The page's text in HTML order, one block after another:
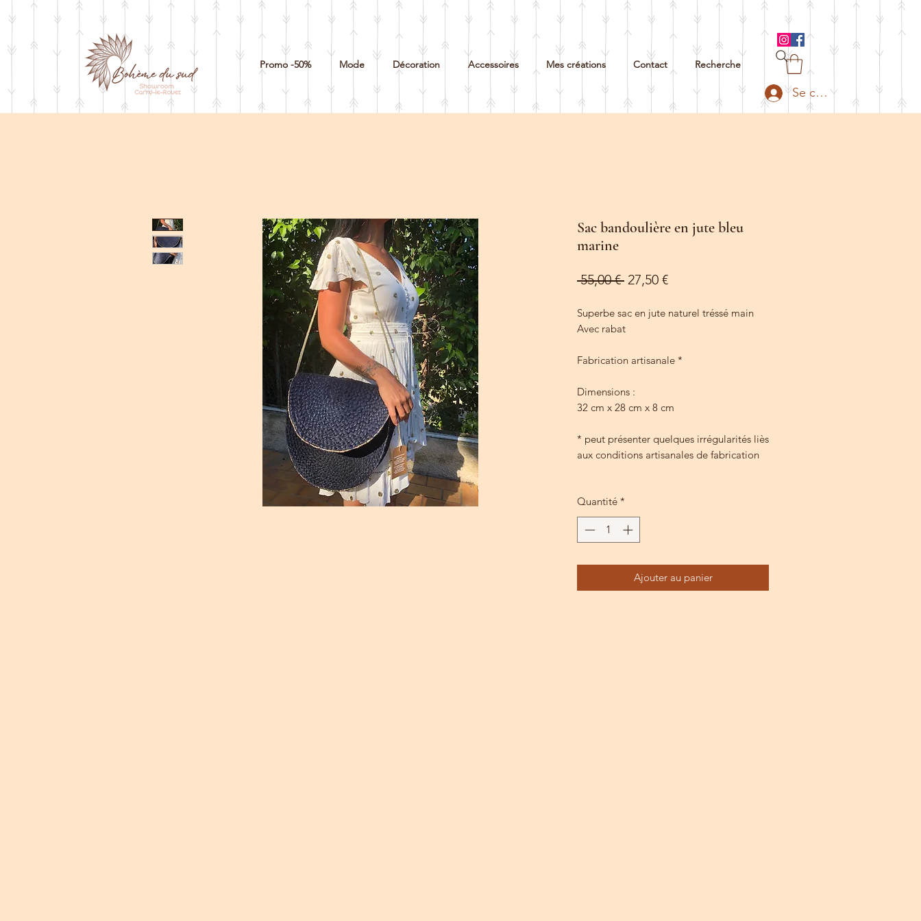
Promo -50% Mode Décoration Accessoires Mes créations Contact Recherche
Se connecter
Sac bandoulière en jute bleu
marine
55,00 € Prix
27,50 €Prix
Superbe sac en jute naturel tréssé main
Avec rabat
Fabrication artisanale *
Dimensions :
32 cm x 28 cm x 8 cm
* peut présenter quelques irrégularités liès
aux conditions artisanales de fabrication
Quantité *
Ajouter au panier